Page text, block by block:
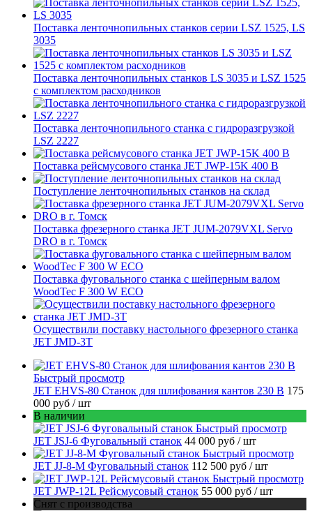
Поставка ленточнопильных станков серии LSZ 1525, LS
3035
Поставка ленточнопильных станков LS 3035 и LSZ 1525
с комплектом расходников
Поставка ленточнопильного станка c гидроразгрузкой
LSZ 2227
Поставка рейсмусового станка JET JWP-15K 400 В
Поступление ленточнопильных станков на склад
Поставка фрезерного станка JET JUM-2079VXL Servo
DRO в г. Томск
Поставка фуговального станка с шейперным валом
WoodTec F 300 W ECO
Осуществили поставку настольного фрезерного станка
JET JMD-3T
Быстрый просмотр
JET EHVS-80 Станок для шлифования кантов 230 В 175
000 руб / шт
В наличии
Быстрый просмотр
JET JSJ-6 Фуговальный станок 44 000 руб / шт
Быстрый просмотр
JET JJ-8-M Фуговальный станок 112 500 руб / шт
Быстрый просмотр
JET JWP-12L Рейсмусовый станок 55 000 руб / шт
Снят с производства